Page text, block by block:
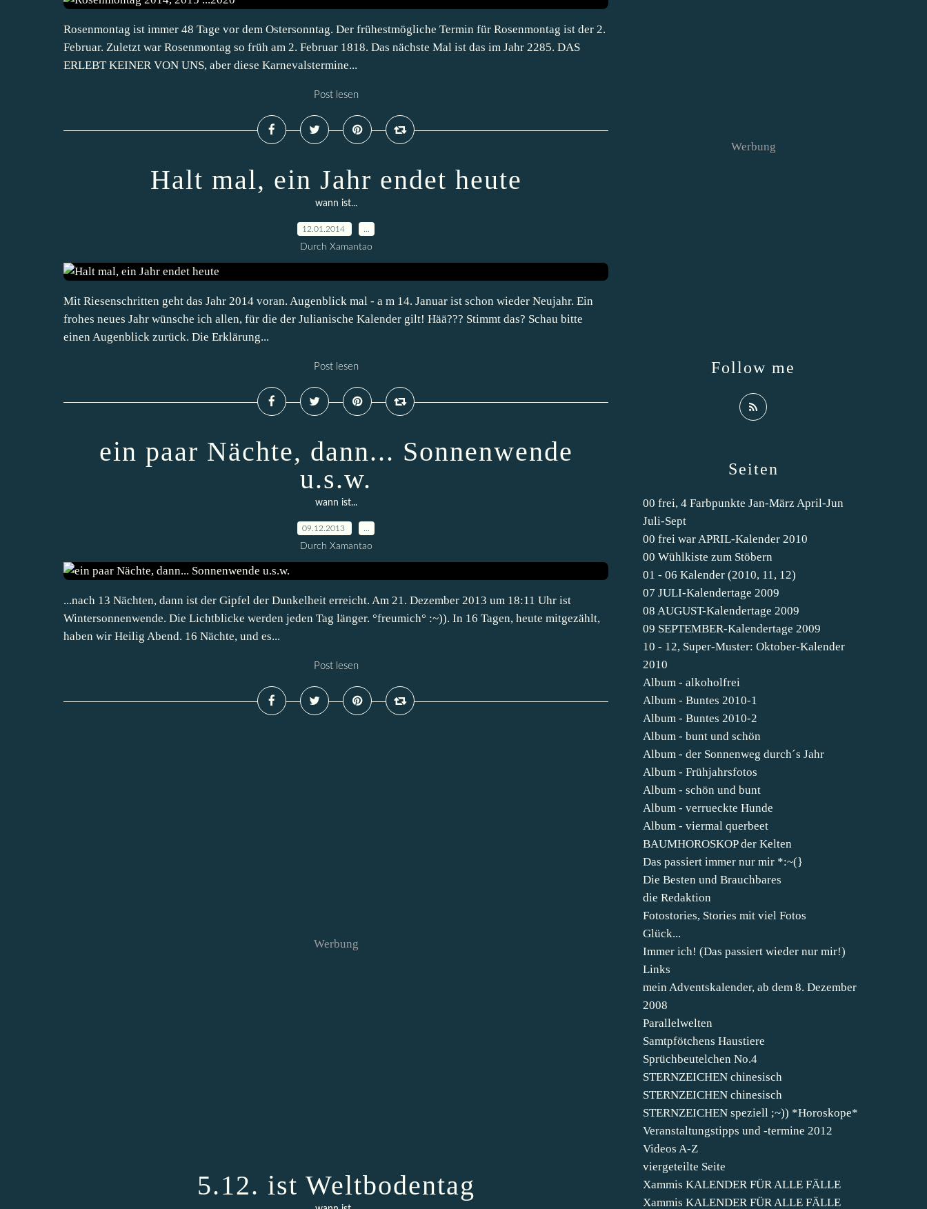
Rosenmontag ist immer 48 Tage vor dem Ostersonntag. Der frühestmögliche Termin für Rosenmontag ist der 2.
Februar. Zuletzt war Rosenmontag so früh am 2. Februar 1818. Das nächste Mal ist das im Jahr 2285. DAS
ERLEBT KEINER VON UNS, aber diese Karnevalstermine...
Post lesen
Halt mal, ein Jahr endet heute
wann ist...
12.01.2014
Durch Xamantao
Mit Riesenschritten geht das Jahr 2014 voran. Augenblick mal - a m 14. Januar ist schon wieder Neujahr. Ein
frohes neues Jahr wünsche ich allen, für die der Julianische Kalender gilt! Hää??? Stimmt das? Schau bitte
einen Augenblick zurück. Die Erklärung...
Post lesen
ein paar Nächte, dann... Sonnenwende
u.s.w.
wann ist...
09.12.2013
Durch Xamantao
...nach 13 Nächten, dann ist der Gipfel der Dunkelheit erreicht. Am 21. Dezember 2013 um 18:11 Uhr ist
Wintersonnenwende. Die Lichtblicke werden jeden Tag länger. °freumich° :~)). In 16 Tagen, heute mitgezählt,
haben wir Heilig Abend. 16 Nächte, und es...
Post lesen
Werbung
5.12. ist Weltbodentag
Seiten
00 frei, 4 Farbpunkte Jan-März April-Jun
Juli-Sept
00 frei war APRIL-Kalender 2010
00 Wühlkiste zum Stöbern
01 - 06 Kalender (2010, 11, 12)
07 JULI-Kalendertage 2009
08 AUGUST-Kalendertage 2009
09 SEPTEMBER-Kalendertage 2009
10 - 12, Super-Muster: Oktober-Kalender
2010
Album - alkoholfrei
Album - Buntes 2010-1
Album - Buntes 2010-2
Album - bunt und schön
Album - der Sonnenweg durch´s Jahr
Album - Frühjahrsfotos
Album - schön und bunt
Album - verrueckte Hunde
Album - viermal querbeet
BAUMHOROSKOP der Kelten
Das passiert immer nur mir *:~(}
Die Besten und Brauchbares
die Redaktion
Fotostories, Stories mit viel Fotos
Glück...
Immer ich! (Das passiert wieder nur mir!)
Links
mein Adventskalender, ab dem 8. Dezember
2008
Parallelwelten
Samtpfötchens Haustiere
Sprüchbeutelchen No.4
STERNZEICHEN chinesisch
STERNZEICHEN chinesisch
STERNZEICHEN speziell ;~)) *Horoskope*
Veranstaltungstipps und -termine 2012
Videos A-Z
viergeteilte Seite
Xammis KALENDER FÜR ALLE FÄLLE
Xammis KALENDER FÜR ALLE FÄLLE
Follow me
Werbung